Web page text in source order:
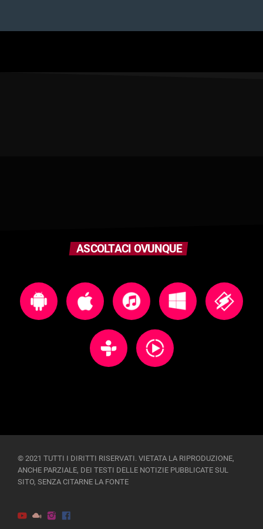
ASCOLTACI OVUNQUE
© 2021 TUTTI I DIRITTI RISERVATI. VIETATA LA RIPRODUZIONE,
ANCHE PARZIALE, DEI TESTI DELLE NOTIZIE PUBBLICATE SUL
SITO, SENZA CITARNE LA FONTE